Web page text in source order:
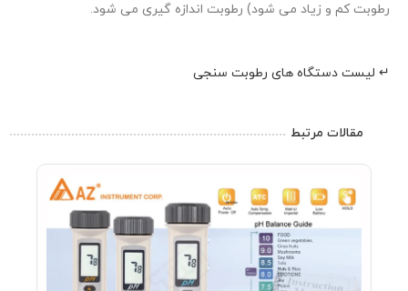
رطوبت کم و زیاد می شود) رطوبت اندازه گیری می شود.
↵ لیست دستگاه های رطوبت سنجی
مقالات مرتبط